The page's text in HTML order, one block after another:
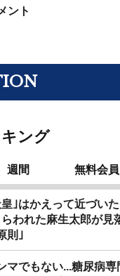
ント
ング
週間 無料会員
｣はかえって近づい
われた麻生太郎が見
則｣
マでもない...糖尿病専